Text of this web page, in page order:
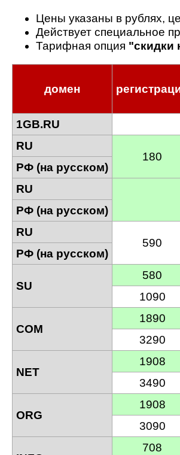
Цены указаны в рублях,
Действует специальное
Тарифная опция "скидки
домен
1GB.RU
RU
180
РФ (на русском)
RU
РФ (на русском)
RU
590
РФ (на русском)
SU
580
1090
COM
1890
3290
NET
1908
3490
ORG
1908
3090
708